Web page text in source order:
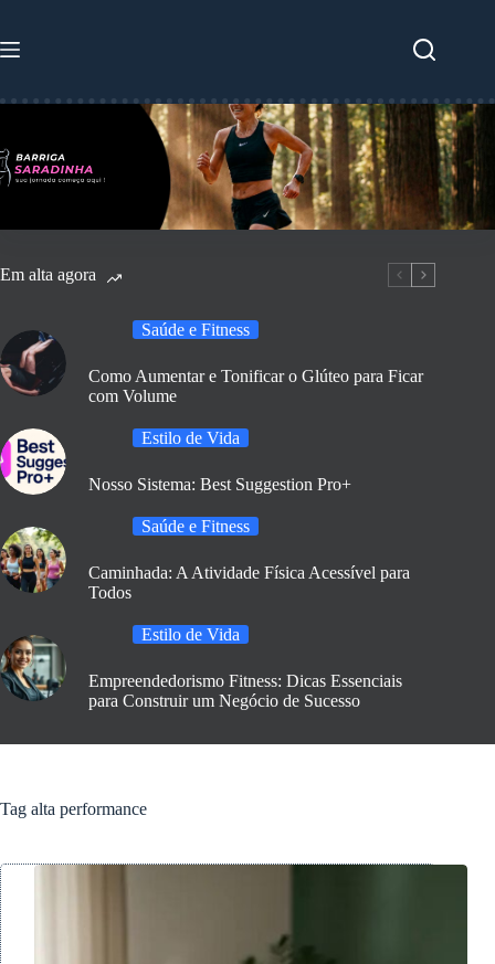
o
Em alta agora
Saúde e Fitness
Como Aumentar e Tonificar o Glúteo para Ficar
com Volume
Estilo de Vida
Nosso Sistema: Best Suggestion Pro+
Saúde e Fitness
Caminhada: A Atividade Física Acessível para
Todos
Estilo de Vida
Empreendedorismo Fitness: Dicas Essenciais
para Construir um Negócio de Sucesso
Tag alta performance